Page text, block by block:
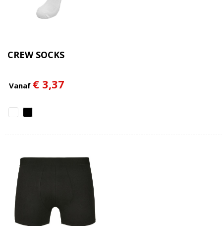
CREW SOCKS
Vanaf € 3,37